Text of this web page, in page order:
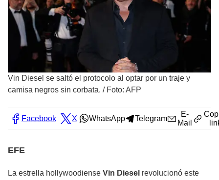
Vin Diesel se saltó el protocolo al optar por un traje y
camisa negros sin corbata. / Foto: AFP
Facebook X WhatsApp Telegram
E-
Mail
EFE
La estrella hollywoodiense Vin Diesel revolucionó este